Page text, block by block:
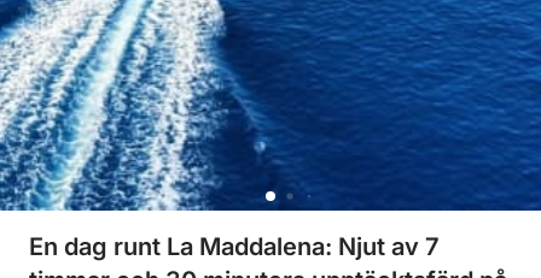
En dag runt La Maddalena: Njut av 7